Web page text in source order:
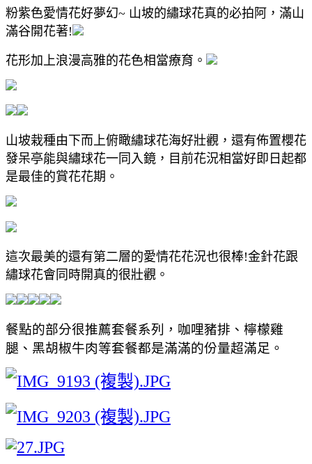
粉紫色愛情花好夢幻~ 山坡的繡球花真的必拍阿，滿山
滿谷開花著!
花形加上浪漫高雅的花色相當療育。
山坡栽種由下而上俯瞰繡球花海好壯觀，還有佈置櫻花
發呆亭能與繡球花一同入鏡，目前花況相當好即日起都
是最佳的賞花花期。
這次最美的還有第二層的愛情花花況也很棒!金針花跟
繡球花會同時開真的很壯觀。
餐點的部分很推薦套餐系列，咖哩豬排、檸檬雞
腿、黑胡椒牛肉等套餐都是滿滿的份量超滿足。